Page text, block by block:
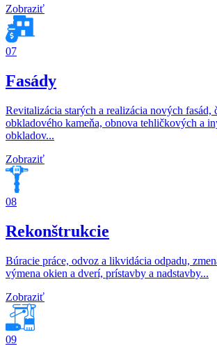
Zobraziť
07
Fasády
Revitalizácia starých a realizácia nových fasád,
obkladového kameňa, obnova tehličkových a
obkladov...
Zobraziť
08
Rekonštrukcie
Búracie práce, odvoz a likvidácia odpadu,
výmena okien a dverí, prístavby a nadstavby...
Zobraziť
09